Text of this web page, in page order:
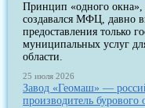
Принцип «одного окна»,
создавался МФЦ, давно
предоставления только
муниципальных услуг
области.
25 июля 2026
Завод «Геомаш» —
производитель бурового